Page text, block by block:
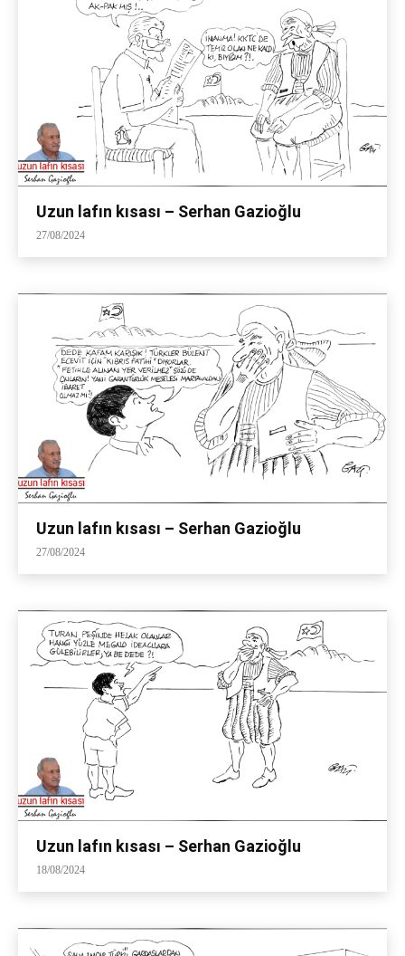
Uzun lafın kısası – Serhan Gazioğlu
27/08/2024
Uzun lafın kısası – Serhan Gazioğlu
27/08/2024
Uzun lafın kısası – Serhan Gazioğlu
18/08/2024